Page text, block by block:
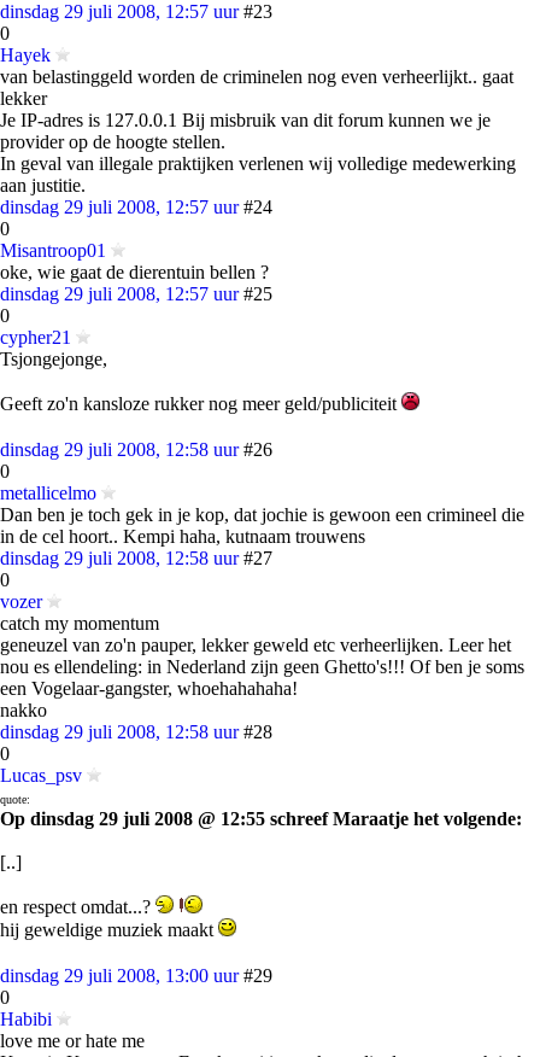
dinsdag 29 juli 2008, 12:57 uur #23
0
Hayek
van belastinggeld worden de criminelen nog even verheerlijkt.. gaat
lekker
Je IP-adres is 127.0.0.1 Bij misbruik van dit forum kunnen we je
provider op de hoogte stellen.
In geval van illegale praktijken verlenen wij volledige medewerking
aan justitie.
dinsdag 29 juli 2008, 12:57 uur #24
0
Misantroop01
oke, wie gaat de dierentuin bellen ?
dinsdag 29 juli 2008, 12:57 uur #25
0
cypher21
Tsjongejonge,
Geeft zo'n kansloze rukker nog meer geld/publiciteit
dinsdag 29 juli 2008, 12:58 uur #26
0
metallicelmo
Dan ben je toch gek in je kop, dat jochie is gewoon een crimineel die
in de cel hoort.. Kempi haha, kutnaam trouwens
dinsdag 29 juli 2008, 12:58 uur #27
0
vozer
catch my momentum
geneuzel van zo'n pauper, lekker geweld etc verheerlijken. Leer het
nou es ellendeling: in Nederland zijn geen Ghetto's!!! Of ben je soms
een Vogelaar-gangster, whoehahahaha!
nakko
dinsdag 29 juli 2008, 12:58 uur #28
0
Lucas_psv
quote:
Op dinsdag 29 juli 2008 @ 12:55 schreef Maraatje het volgende:
[..]
en respect omdat...?
hij geweldige muziek maakt
dinsdag 29 juli 2008, 13:00 uur #29
0
Habibi
love me or hate me